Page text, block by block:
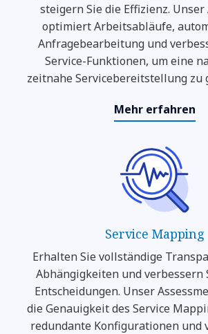
steigern Sie die Effizienz. Unser
optimiert Arbeitsabläufe,
Anfragebearbeitung und
Service-Funktionen, um eine
zeitnahe Servicebereitstellung zu
Mehr erfahren
Service Mapping
Erhalten Sie vollständige
Abhängigkeiten und verbessern
Entscheidungen. Unser
die Genauigkeit des Service
redundante Konfigurationen und